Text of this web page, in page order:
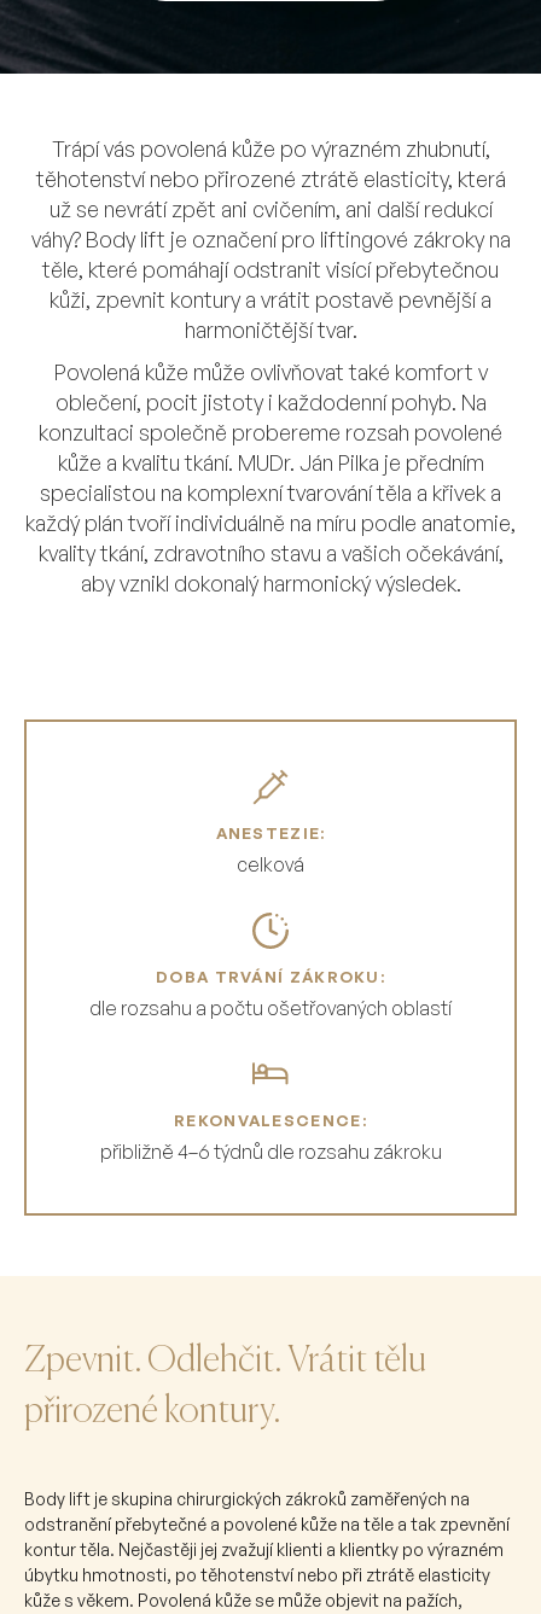
Akce a novinky
Proměny
O nás
Náš tým
Kontakt
Trápí vás povolená kůže po výrazném zhubnutí,
těhotenství nebo přirozené ztrátě elasticity, která
už se nevrátí zpět ani cvičením, ani další redukcí
váhy? Body lift je označení pro liftingové zákroky na
těle, které pomáhají odstranit visící přebytečnou
kůži, zpevnit kontury a vrátit postavě pevnější a
harmoničtější tvar.
Povolená kůže může ovlivňovat také komfort v
oblečení, pocit jistoty i každodenní pohyb. Na
konzultaci společně probereme rozsah povolené
kůže a kvalitu tkání. MUDr. Ján Pilka je předním
specialistou na komplexní tvarování těla a křivek a
každý plán tvoří individuálně na míru podle anatomie,
kvality tkání, zdravotního stavu a vašich očekávání,
aby vznikl dokonalý harmonický výsledek.
ANESTEZIE:
celková
DOBA TRVÁNÍ ZÁKROKU:
dle rozsahu a počtu ošetřovaných oblastí
REKONVALESCENCE:
přibližně 4–6 týdnů dle rozsahu zákroku
Zpevnit. Odlehčit. Vrátit tělu
přirozené kontury.
Body lift je skupina chirurgických zákroků zaměřených na
odstranění přebytečné a povolené kůže na těle a tak zpevnění
kontur těla. Nejčastěji jej zvažují klienti a klientky po výrazném
úbytku hmotnosti, po těhotenství nebo při ztrátě elasticity
kůže s věkem. Povolená kůže se může objevit na pažích,